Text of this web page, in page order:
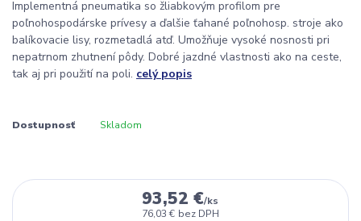
Implementná pneumatika so žliabkovým profilom pre
poľnohospodárske prívesy a ďalšie ťahané poľnohosp. stroje ako
balíkovacie lisy, rozmetadlá atď. Umožňuje vysoké nosnosti pri
nepatrnom zhutnení pôdy. Dobré jazdné vlastnosti ako na ceste,
tak aj pri použití na poli. celý popis
Dostupnosť Skladom
93,52 €/ks
76,03 € bez DPH